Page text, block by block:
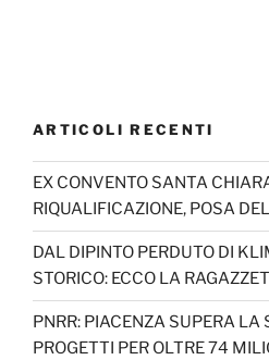
ARTICOLI RECENTI
EX CONVENTO SANTA
RIQUALIFICAZIONE, POSA
DAL DIPINTO PERDUTO DI
STORICO: ECCO LA
PNRR: PIACENZA SUPERA LA
PROGETTI PER OLTRE 74